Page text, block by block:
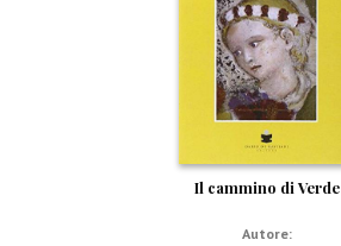
Il cammino di Verde
Autore: